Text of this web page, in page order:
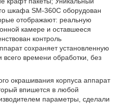
шкафа SM-360C оборудован
отображают: реальную
камере и оставшееся
контроль
сохраняет установленную
времени обработки, без
окрашивания корпуса аппарат
впишется в любой
параметры, сделали